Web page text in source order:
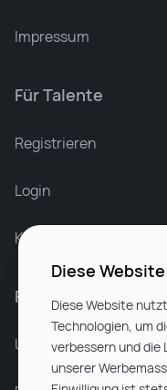
Impressum
Für Talente
Registrieren
Login
Karriere bei Rocken
Für Unternehmen
Unsere
Diese
Diese Website
Technologien, um
verbessern und die
unserer